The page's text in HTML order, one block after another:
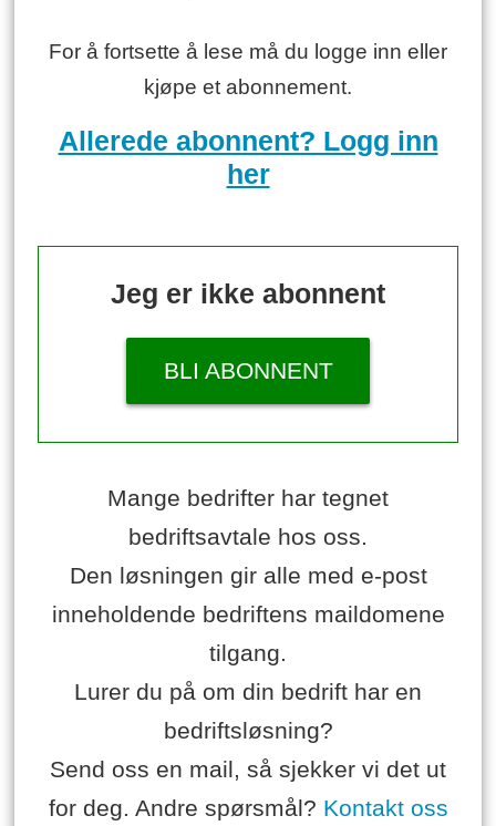
For å fortsette å lese må du logge inn eller
kjøpe et abonnement.
Allerede abonnent? Logg inn
her
Jeg er ikke abonnent
BLI ABONNENT
Mange bedrifter har tegnet
bedriftsavtale hos oss.
Den løsningen gir alle med e-post
inneholdende bedriftens maildomene
tilgang.
Lurer du på om din bedrift har en
bedriftsløsning?
Send oss en mail, så sjekker vi det ut
for deg. Andre spørsmål? Kontakt oss